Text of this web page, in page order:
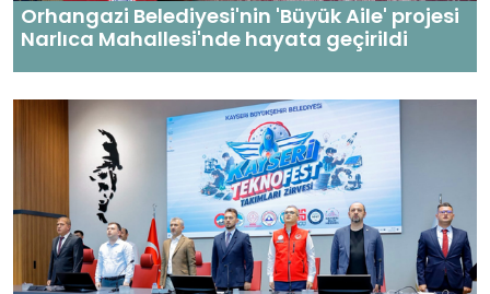
Orhangazi Belediyesi'nin 'Büyük Aile' projesi
Narlıca Mahallesi'nde hayata geçirildi